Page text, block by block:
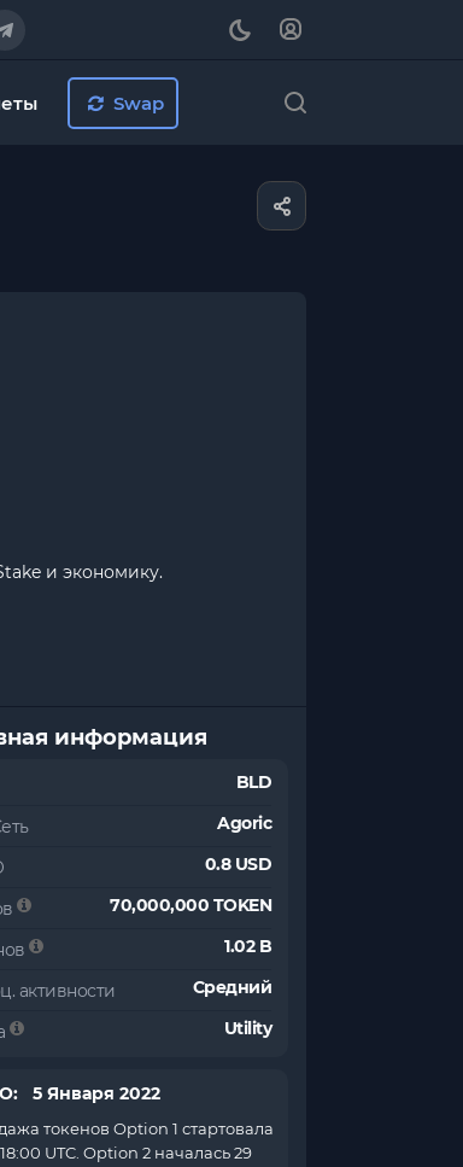
Swap
и экономику.
информация
BLD
Agoric
0.8 USD
70,000,000 TOKEN
1.02 B
активности Средний
Utility
5 Января 2022
токенов Option 1 стартовала
UTC. Option 2 началась 29